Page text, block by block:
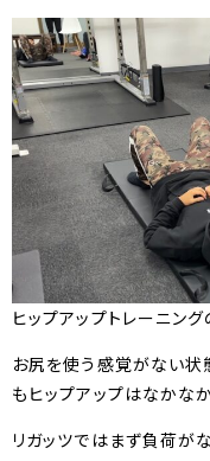
ヒップアップトレーニング
お尻を使う感覚がない状
もヒップアップはなかな
リガッツではまず負荷が